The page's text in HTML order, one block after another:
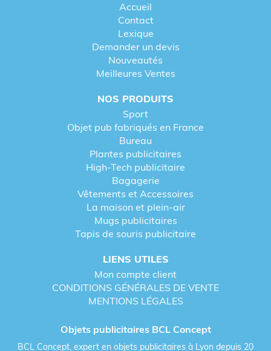
Accueil
Contact
Lexique
Demander un devis
Nouveautés
Meilleures Ventes
NOS PRODUITS
Sport
Objet pub fabriqués en France
Bureau
Plantes publicitaires
High-Tech publicitaire
Bagagerie
Vêtements et Accessoires
La maison et plein-air
Mugs publicitaires
Tapis de souris publicitaire
LIENS UTILES
Mon compte client
CONDITIONS GÉNÉRALES DE VENTE
MENTIONS LÉGALES
Objets publicitaires BCL Concept
BCL Concept, expert en objets publicitaires à Lyon depuis 20